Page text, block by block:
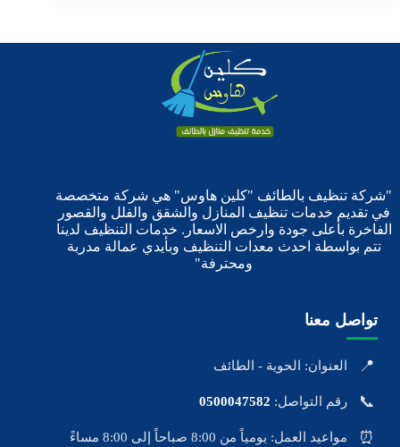
"شركة تنظيف بالطائف "كلين هاوس" هي شركة متخصصة
في تقديم خدمات تنظيف المنازل والشقق والفلل والقصور
الفاخرة بأعلى جودة وارخص الاسعار. خدمات التنظيف لدينا
تتم بواسطة احدث معدات التنظيف وبأيدي عمالة مدربة
ومحترفة"
تواصل معنا
📍 العنوان: الحوية - الطائف
📞 رقم التواصل: 0500047582
⏰ مواعيد العمل: يومياً من 8:00 صباحاً إلى 8:00 مساءً